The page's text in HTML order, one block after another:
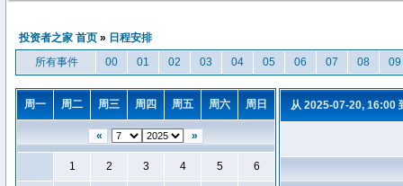
投资者之家 首页 » 日程安排
所有事件
00 01 02 03 04 05 06 07 08 09
周一 周二 周三 周四 周五 周六 周日
« »
1 2 3 4 5 6
从 2025-07-20, 16:00